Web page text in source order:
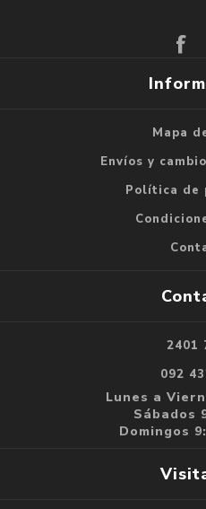
Mapa
Envíos y
Política de
2401
092
Lunes a
Sábados
Domingos